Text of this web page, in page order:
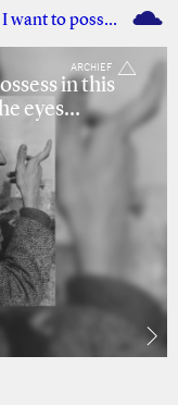
Programma—Ahmed Bouanani — I want to possess in this world that which brings joy to the eyes… M
ARCHIEF
in this
eyes…